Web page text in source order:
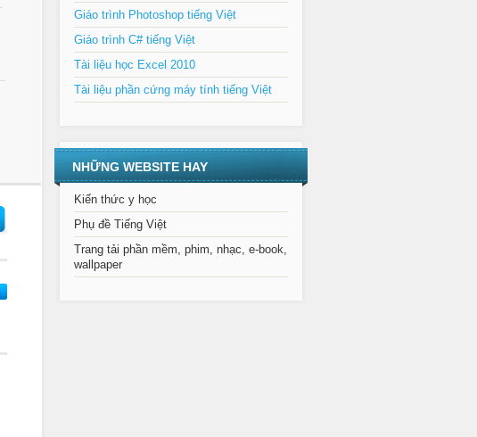
Giáo trình Photoshop tiếng Việt
Giáo trình C# tiếng Việt
Tài liệu học Excel 2010
Tài liệu phần cứng máy tính tiếng Việt
NHỮNG WEBSITE HAY
Kiến thức y học
Phụ đề Tiếng Việt
Trang tải phần mềm, phim, nhạc, e-book,
wallpaper